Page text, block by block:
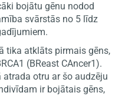
bojātu gēnu nodod
svārstās no 5 līdz
tika atklāts pirmais gēns,
(BReast CAncer1).
otru ar šo audzēju
ir bojātais gēns,